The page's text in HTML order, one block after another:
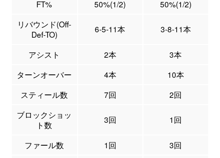
FT%
50%(1/2)
50%(1/2)
リバウンド(Off-
Def-TO)
6-5-11本 3-8-11本
アシスト 2本
3本
ターンオーバー
4本
10本
スティール数
7回
2回
ブロックショッ
ト数
3回 1回
ファール数 1回
3回